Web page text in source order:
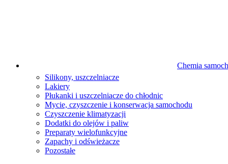
Chemia
Silikony, uszczelniacze
Lakiery
Płukanki i uszczelniacze do chłodnic
Mycie, czyszczenie i konserwacja samochodu
Czyszczenie klimatyzacji
Dodatki do olejów i paliw
Preparaty wielofunkcyjne
Zapachy i odświeżacze
Pozostałe